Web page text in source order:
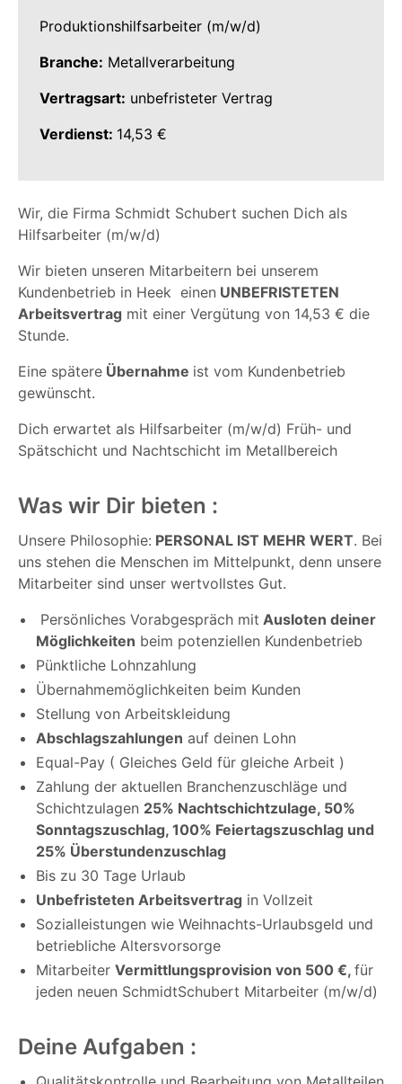
Wir, die Firma Schmidt Schubert suchen Dich als
Hilfsarbeiter (m/w/d)
Wir bieten unseren Mitarbeitern bei unserem
Kundenbetrieb in Heek einen UNBEFRISTETEN
Arbeitsvertrag mit einer Vergütung von 14,53 € die
Stunde.
Eine spätere Übernahme ist vom Kundenbetrieb
gewünscht.
Dich erwartet als Hilfsarbeiter (m/w/d) Früh- und
Spätschicht und Nachtschicht im Metallbereich
Was wir Dir bieten :
Unsere Philosophie: PERSONAL IST MEHR WERT. Bei
uns stehen die Menschen im Mittelpunkt, denn unsere
Mitarbeiter sind unser wertvollstes Gut.
Persönliches Vorabgespräch mit Ausloten deiner
Möglichkeiten beim potenziellen Kundenbetrieb
Pünktliche Lohnzahlung
Übernahmemöglichkeiten beim Kunden
Stellung von Arbeitskleidung
Abschlagszahlungen auf deinen Lohn
Equal-Pay ( Gleiches Geld für gleiche Arbeit )
Zahlung der aktuellen Branchenzuschläge und
Schichtzulagen 25% Nachtschichtzulage, 50%
Sonntagszuschlag, 100% Feiertagszuschlag und
25% Überstundenzuschlag
Bis zu 30 Tage Urlaub
Unbefristeten Arbeitsvertrag in Vollzeit
Sozialleistungen wie Weihnachts-Urlaubsgeld und
betriebliche Altersvorsorge
Mitarbeiter Vermittlungsprovision von 500 €, für
jeden neuen SchmidtSchubert Mitarbeiter (m/w/d)
Deine Aufgaben :
Produktionshilfsarbeiter (m/w/d)
Branche: Metallverarbeitung
Vertragsart: unbefristeter Vertrag
Verdienst: 14,53 €